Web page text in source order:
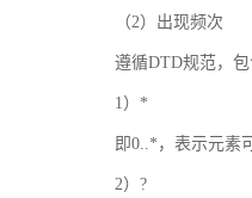
（2）出现频次
遵循DTD规范，
1）*
即0..*，表示元素
2）?